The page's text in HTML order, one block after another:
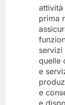
prima
servizi
quelle
e
e